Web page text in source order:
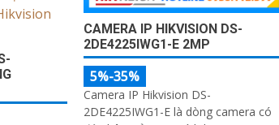
CAMERA IP HIKVISION DS-
2DE4225IWG1-E 2MP
5%-35%
Camera IP Hikvision DS-
2DE4225IWG1-E là dòng camera có